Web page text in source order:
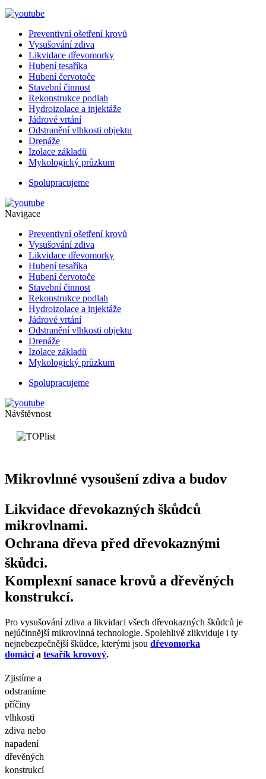
Preventivní ošetření krovů
Vysušování zdiva
Likvidace dřevomorky
Hubení tesaříka
Hubení červotoče
Stavební činnost
Rekonstrukce podlah
Hydroizolace a injektáže
Jádrové vrtání
Odstranění vlhkosti objektu
Drenáže
Izolace základů
Mykologický průzkum
Spolupracujeme
Navigace
Preventivní ošetření krovů
Vysušování zdiva
Likvidace dřevomorky
Hubení tesaříka
Hubení červotoče
Stavební činnost
Rekonstrukce podlah
Hydroizolace a injektáže
Jádrové vrtání
Odstranění vlhkosti objektu
Drenáže
Izolace základů
Mykologický průzkum
Spolupracujeme
Návštěvnost
Mikrovlnné vysoušení zdiva a budov
Likvidace dřevokazných škůdců
mikrovlnami.
Ochrana dřeva před dřevokaznými
škůdci.
Komplexní sanace krovů a dřevěných
konstrukcí.
Pro vysušování zdiva a likvidaci všech dřevokazných škůdců je
nejúčinnější mikrovlnná technologie. Spolehlivě zlikviduje i ty
nejnebezpečnější škůdce, kterými jsou dřevomorka
domácía tesařík krovový.
Zjistíme a
odstraníme
příčiny
vlhkosti
zdiva nebo
napadení
dřevěných
konstrukcí